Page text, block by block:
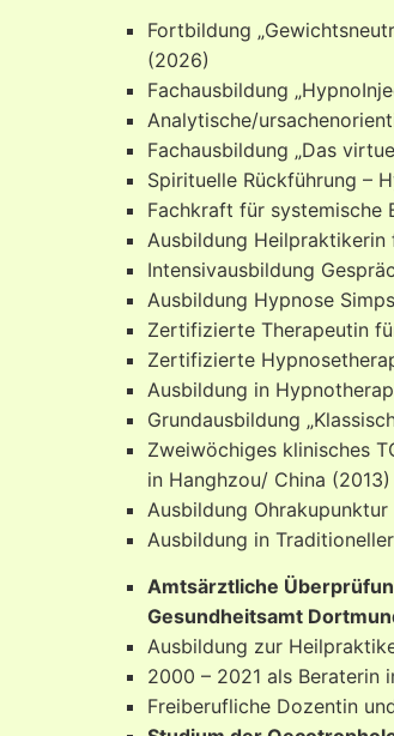
Fortbildung
(2026)
Fachausbildung
Analytische/
Fachausbildung „Das
Spirituelle Rückführung –
Fachkraft für systemische
Ausbildung Heilpraktikerin
Intensivausbildung
Ausbildung Hypnose
Zertifizierte Therapeutin
Zertifizierte
Ausbildung in
Grundausbildung
Zweiwöchiges klinisches
in Hanghzou/ China (2013)
Ausbildung
Ausbildung in
Amtsärztliche
Gesundheitsamt
Ausbildung zur
2000 – 2021 als Beraterin
Freiberufliche Dozentin